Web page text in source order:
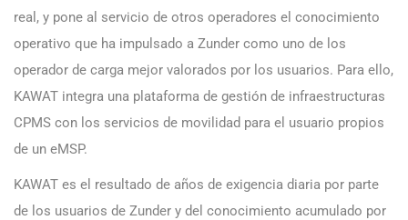
real, y pone al servicio de otros operadores el conocimiento
operativo que ha impulsado a Zunder como uno de los
operador de carga mejor valorados por los usuarios. Para ello,
KAWAT integra una plataforma de gestión de infraestructuras
CPMS con los servicios de movilidad para el usuario propios
de un eMSP.
KAWAT es el resultado de años de exigencia diaria por parte
de los usuarios de Zunder y del conocimiento acumulado por